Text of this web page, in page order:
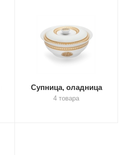
Супница, оладница
4 товара